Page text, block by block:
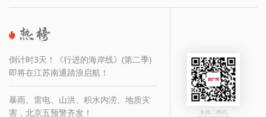
倒计时3天！《行进的海岸线》(第二季)
即将在江苏南通踏浪启航！
暴雨、雷电、山洪、积水内涝、地质灾
害，北京五预警齐发！
长按二维码